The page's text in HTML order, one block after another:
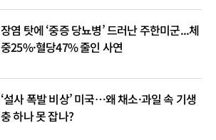
장염 탓에 ‘중증 당뇨병’ 드러난 주한미군...체
중25%·혈당47% 줄인 사연
‘설사 폭발 비상’ 미국…왜 채소·과일 속 기생
충 하나 못 잡나?